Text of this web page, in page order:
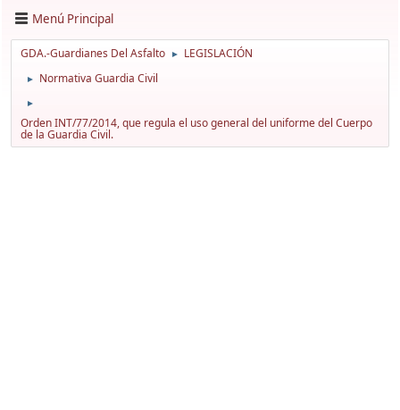
Menú Principal
GDA.-Guardianes Del Asfalto ► LEGISLACIÓN
► Normativa Guardia Civil
►
Orden INT/77/2014, que regula el uso general del uniforme del Cuerpo
de la Guardia Civil.